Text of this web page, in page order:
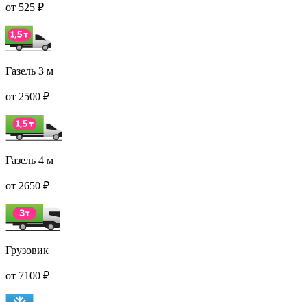
от 525 ₽
Газель 3 м
от 2500 ₽
Газель 4 м
от 2650 ₽
Грузовик
от 7100 ₽